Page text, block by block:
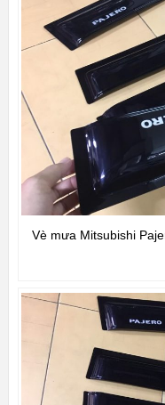
Vè mưa Mitsubishi